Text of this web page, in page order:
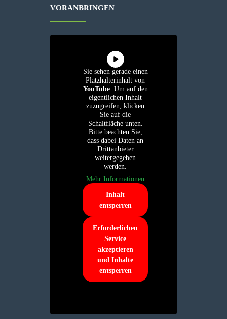
VORANBRINGEN
Sie sehen gerade einen
Platzhalterinhalt von
YouTube. Um auf den
eigentlichen Inhalt
zuzugreifen, klicken
Sie auf die
Schaltfläche unten.
Bitte beachten Sie,
dass dabei Daten an
Drittanbieter
weitergegeben
werden.
Mehr Informationen
Inhalt
entsperren
Erforderlichen
Service
akzeptieren
und Inhalte
entsperren